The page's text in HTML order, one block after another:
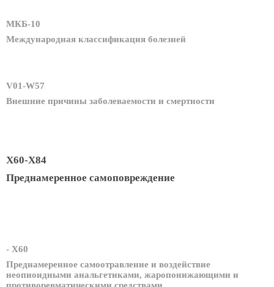
МКБ-10
Международная классификация болезней
V01-W57
Внешние причины заболеваемости и смертности
X60-X84
Преднамеренное самоповреждение
- X60
Преднамеренное самоотравление и воздействие
неопиоидными анальгетиками, жаропонижающими и